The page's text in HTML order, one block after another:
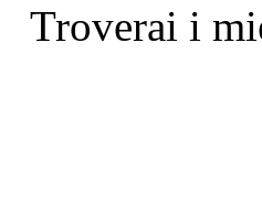
Troverai i